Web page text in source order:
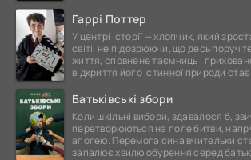
Гаррі Поттер
У центрі історії — хлопчик, який
світі, не підозрюючи, що десь поруч
життя, сповнене таємниць і
відкриття його істинної природи стає
Батьківські збори
Коли шкільні вибори, здавалося б,
перетворюються на поле битви,
апогею. Перемога сина вчительки
запалює хвилю обурення серед